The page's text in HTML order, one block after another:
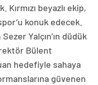
beyazlı ekip,
konuk edecek.
Yalçın’ın düdük
Bülent
hedefiyle sahaya
güvenen